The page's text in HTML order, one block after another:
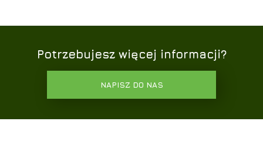
Potrzebujesz więcej informacji?
NAPISZ DO NAS